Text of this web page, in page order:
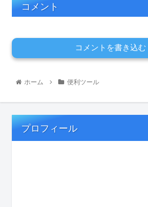
コメント
コメントを書き込む
ホーム 便利ツール
プロフィール